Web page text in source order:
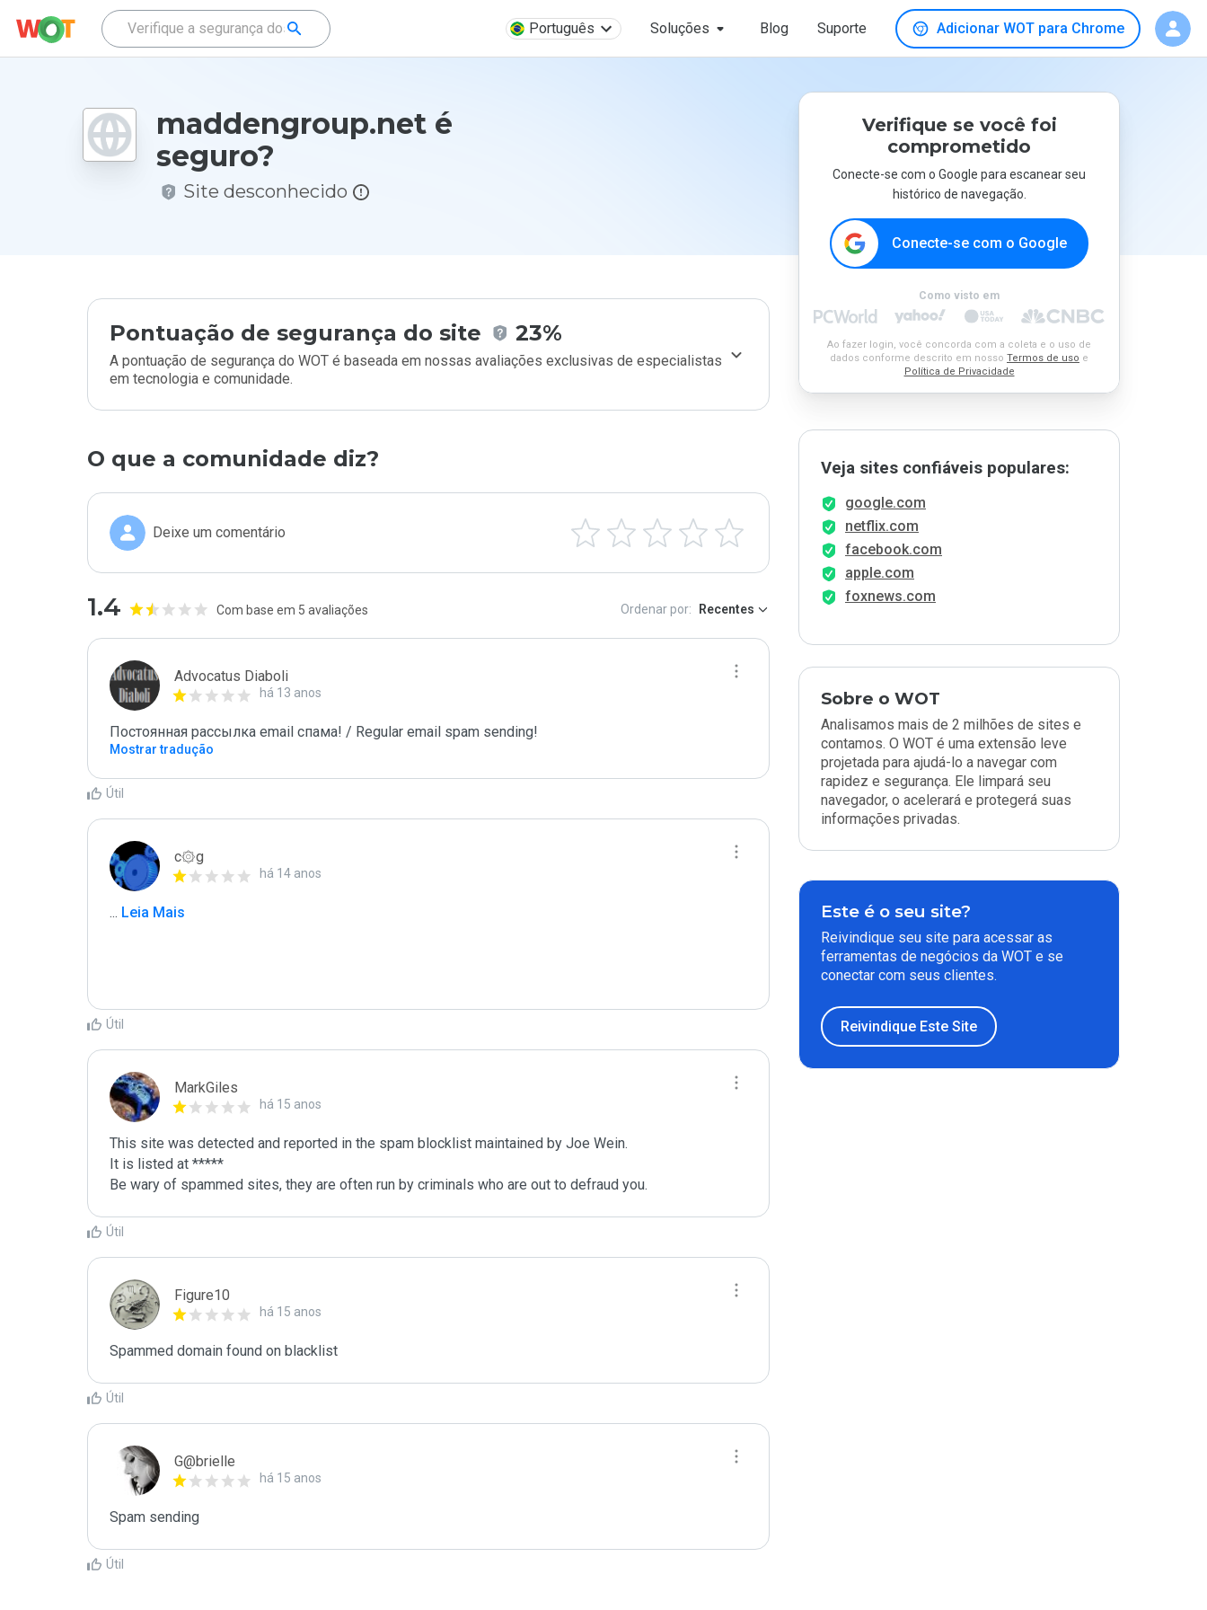
Português Soluções Blog Suporte Adicionar WOT para Chrome
maddengroup.net é
seguro?
Site desconhecido
Pontuação de segurança do site 23%
A pontuação de segurança do WOT é baseada em nossas avaliações exclusivas de especialistas
em tecnologia e comunidade.
O que a comunidade diz?
Deixe um comentário
1.4 Com base em 5 avaliações Ordenar por: Recentes
Advocatus Diaboli
há 13 anos
Постоянная рассылка email спама! / Regular email spam sending!
Mostrar tradução
Útil
c۞g
há 14 anos
... Leia Mais
Útil
MarkGiles
há 15 anos
This site was detected and reported in the spam blocklist maintained by Joe Wein.
It is listed at *****
Be wary of spammed sites, they are often run by criminals who are out to defraud you.
Útil
Figure10
há 15 anos
Spammed domain found on blacklist
Útil
G@brielle
há 15 anos
Spam sending
Útil
Verifique se você foi
comprometido
Conecte-se com o Google para escanear seu
histórico de navegação.
Conecte-se com o Google
Como visto em
Ao fazer login, você concorda com a coleta e o uso de
dados conforme descrito em nosso Termos de uso e
Política de Privacidade
Veja sites confiáveis populares:
google.com
netflix.com
facebook.com
apple.com
foxnews.com
Sobre o WOT
Analisamos mais de 2 milhões de sites e
contamos. O WOT é uma extensão leve
projetada para ajudá-lo a navegar com
rapidez e segurança. Ele limpará seu
navegador, o acelerará e protegerá suas
informações privadas.
Este é o seu site?
Reivindique seu site para acessar as
ferramentas de negócios da WOT e se
conectar com seus clientes.
Reivindique Este Site